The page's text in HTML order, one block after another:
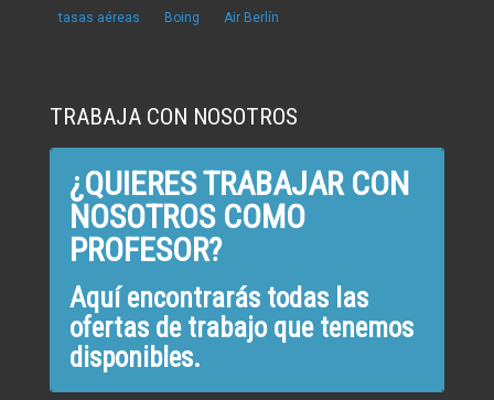
tasas aéreas Boing Air Berlín
TRABAJA CON NOSOTROS
¿QUIERES TRABAJAR CON
NOSOTROS COMO
PROFESOR?
Aquí encontrarás todas las
ofertas de trabajo que tenemos
disponibles.